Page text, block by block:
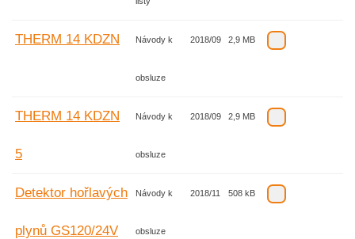
THERM 14 KDZN Návody k
obsluze
2018/09 2,9 MB
THERM 14 KDZN
5
Návody k
obsluze
2018/09 2,9 MB
Detektor hořlavých
plynů GS120/24V
Návody k
obsluze
2018/11 508 kB